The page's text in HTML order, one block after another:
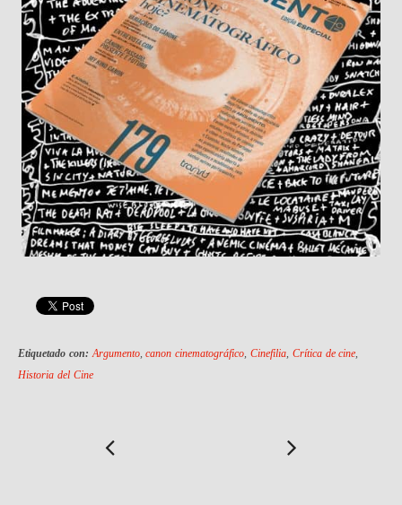
Etiquetado con: Argumento,canon cinematográfico,Cinefilia, Crítica de cine,
Historia del Cine